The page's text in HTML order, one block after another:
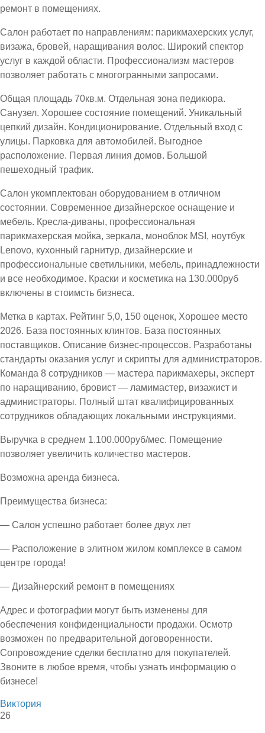
ремонт в помещениях.
Салон работает по направлениям: парикмахерских услуг,
визажа, бровей, наращивания волос. Широкий спектор
услуг в каждой области. Профессионализм мастеров
позволяет работать с многогранными запросами.
Общая площадь 70кв.м. Отдельная зона педикюра.
Санузел. Хорошее состояние помещений. Уникальный
цепкий дизайн. Кондиционирование. Отдельный вход с
улицы. Парковка для автомобилей. Выгодное
расположение. Первая линия домов. Большой
пешеходный трафик.
Салон укомплектован оборудованием в отличном
состоянии. Современное дизайнерское оснащение и
мебель. Кресла-диваны, профессиональная
парикмахерская мойка, зеркала, моноблок MSI, ноутбук
Lenovo, кухонный гарнитур, дизайнерские и
профессиональные светильники, мебель, принадлежности
и все необходимое. Краски и косметика на 130.000руб
включены в стоимсть бизнеса.
Метка в картах. Рейтинг 5,0, 150 оценок, Хорошее место
2026. База постоянных клинтов. База постоянных
поставщиков. Описание бизнес-процессов. Разработаны
стандарты оказания услуг и скрипты для администраторов.
Команда 8 сотрудников — мастера парикмахеры, эксперт
по наращиванию, бровист — ламимастер, визажист и
администраторы. Полный штат квалифицированных
сотрудников обладающих локальными инструкциями.
Выручка в среднем 1.100.000руб/мес. Помещение
позволяет увеличить количество мастеров.
Возможна аренда бизнеса.
Преимущества бизнеса:
— Салон успешно работает более двух лет
— Расположение в элитном жилом комплексе в самом
центре города!
— Дизайнерский ремонт в помещениях
Адрес и фотографии могут быть изменены для
обеспечения конфиденциальности продажи. Осмотр
возможен по предварительной договоренности.
Сопровождение сделки бесплатно для покупателей.
Звоните в любое время, чтобы узнать информацию о
бизнесе!
Виктория
26